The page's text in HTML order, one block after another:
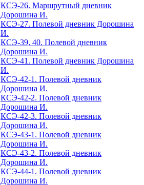
КСЭ-26. Маршрутный дневник
Дорошина И.
КСЭ-27. Полевой дневник Дорошина
И.
КСЭ-39, 40. Полевой дневник
Дорошина И.
КСЭ-41. Полевой дневник Дорошина
И.
КСЭ-42-1. Полевой дневник
Дорошина И.
КСЭ-42-2. Полевой дневник
Дорошина И.
КСЭ-42-3. Полевой дневник
Дорошина И.
КСЭ-43-1. Полевой дневник
Дорошина И.
КСЭ-43-2. Полевой дневник
Дорошина И.
КСЭ-44-1. Полевой дневник
Дорошина И.